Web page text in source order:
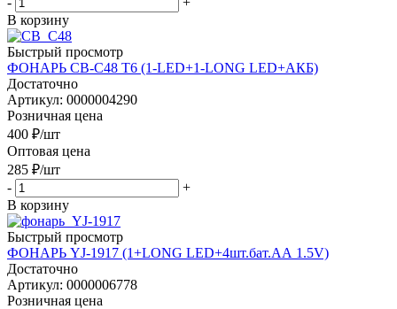
В корзину
Быстрый просмотр
ФОНАРЬ CB-С48 T6 (1-LED+1-LONG LED+АКБ)
Достаточно
Артикул: 0000004290
Розничная цена
400 ₽/шт
Оптовая цена
285 ₽/шт
-
+
В корзину
Быстрый просмотр
ФОНАРЬ YJ-1917 (1+LONG LED+4шт.бат.АА 1.5V)
Достаточно
Артикул: 0000006778
Розничная цена